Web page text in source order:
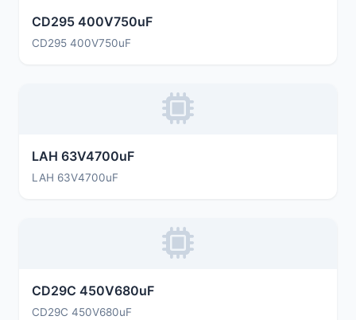
CD295 400V750uF
CD295 400V750uF
LAH 63V4700uF
LAH 63V4700uF
CD29C 450V680uF
CD29C 450V680uF